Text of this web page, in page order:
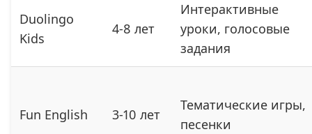
Duolingo
Kids
4-8 лет
Интерактивные
уроки, голосовые
задания
Fun English 3-10 лет
Тематические игры,
песенки